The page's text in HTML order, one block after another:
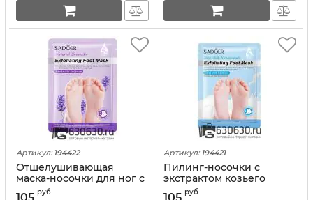
Артикул: 194422
Отшелушивающая
маска-носочки для ног с
лавандой SADOER
руб
Артикул: 194421
Пилинг-носочки с
экстрактом козьего
молока SADOER
руб